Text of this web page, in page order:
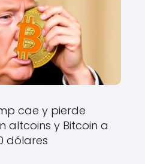
cae y pierde
altcoins y Bitcoin a
dólares